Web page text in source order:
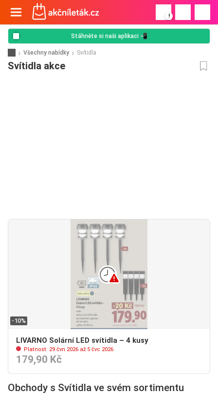
!
Stáhněte si naši aplikaci 📲
Všechny nabídky Svítidla
Svítidla akce
-10%
LIVARNO Solární LED svítidla – 4 kusy
Platnost: 29 čvn 2026 až 5 čvc 2026
179,90 Kč
Obchody s Svítidla ve svém sortimentu